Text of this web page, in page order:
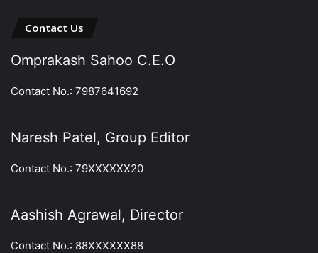
Contact Us
Omprakash Sahoo C.E.O
Contact No.: 7987641692
Naresh Patel, Group Editor
Contact No.: 79XXXXXX20
Aashish Agrawal, Director
Contact No.: 88XXXXXX88